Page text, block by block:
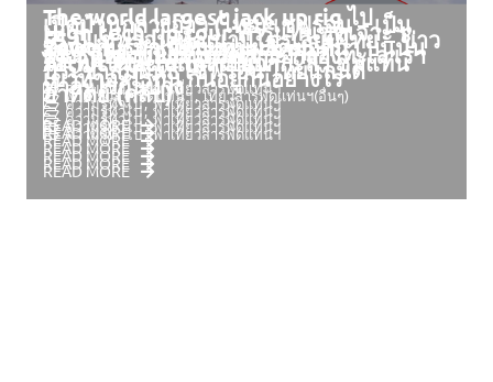
The world largest jack up rig ไป
ทำความรู้จัก อภิมหา jack up กัน
ความรู้ทั่วไป พาเที่ยวสารพัดแท่นฯ
READ MORE
เปิดบ้านกลางอ่าว (ไทย) เชฟรอน – เป็น
เกียรติอย่างยิ่งที่ได้รับการอ้างอิง
พาเที่ยวสารพัดแท่นฯ เที่ยวสารพัดแท่นฯ(อื่นๆ)
READ MORE
High tech rig tour ทัวร์แท่นขุดเจาะฯ
ไฮเทคในทะเลแคสเปี้ยน
ความรู้ทั่วไป พาเที่ยวสารพัดแท่นฯ
READ MORE
55 ปี เชฟรอน พัฒนาปิโตรเลียมไทย – ข่าว
ประชาสัมพันธ์ เชฟรอน ไทยแลนด์
ความรู้ทั่วไป พาเที่ยวสารพัดแท่นฯ
READ MORE
Zawtika พาเที่ยวแท่นผลิตซอติก้า บนนั้น
เขาทำอะไรกัน กินอยู่กันอย่างไร
ความรู้ทั่วไป พาเที่ยวสารพัดแท่นฯ
READ MORE
24 ชั่วโมงบนแท่นขุดเจาะ กลางทะเล เรา
ทำอะไรกันบ้าง
ความรู้ทั่วไป พาเที่ยวสารพัดแท่นฯ
READ MORE
Arthit Platform กบนอกกะลา ชมแท่น
อาทิตย์ (คลิป)
ความรู้ทั่วไป พาเที่ยวสารพัดแท่นฯ
READ MORE